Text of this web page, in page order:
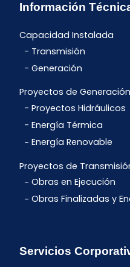
Información
Capacidad Instalada
Transmisión
Generación
Proyectos de Generación
Proyectos Hidráulicos
Energía Térmica
Energía Renovable
Proyectos de
Obras en Ejecución
Obras Finalizadas y
Servicios